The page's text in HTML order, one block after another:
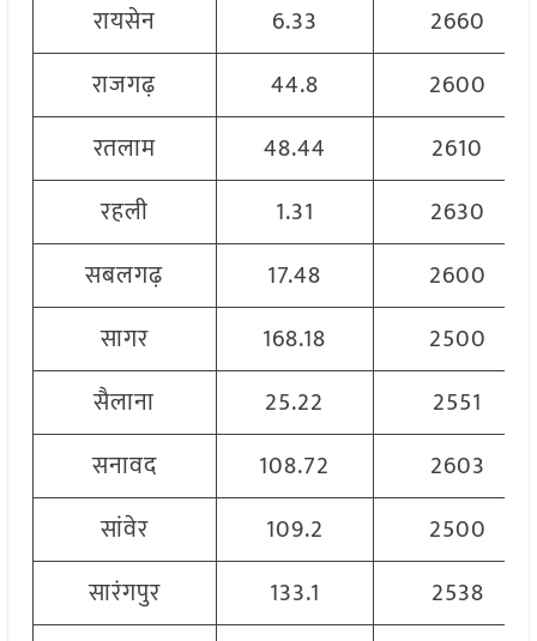
रायसेन
6.33
2660
राजगढ़
44.8
2600
रतलाम
48.44
2610
रहली
1.31
2630
सबलगढ़
17.48
2600
सागर
168.18
2500
सैलाना
25.22
2551
सनावद
108.72
2603
सांवेर
109.2
2500
सारंगपुर
133.1
2538